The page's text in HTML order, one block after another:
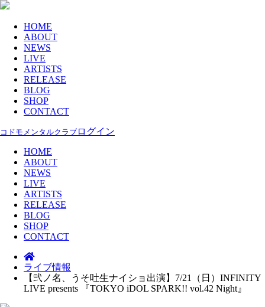
HOME
ABOUT
NEWS
LIVE
ARTISTS
RELEASE
BLOG
SHOP
CONTACT
コドモメンタルクラブ ログイン
HOME
ABOUT
NEWS
LIVE
ARTISTS
RELEASE
BLOG
SHOP
CONTACT
ライブ情報
【弐ノ名、うそ吐生ナイショ出演】7/21（日）INFINITY
LIVE presents 『TOKYO iDOL SPARK!! vol.42 Night』